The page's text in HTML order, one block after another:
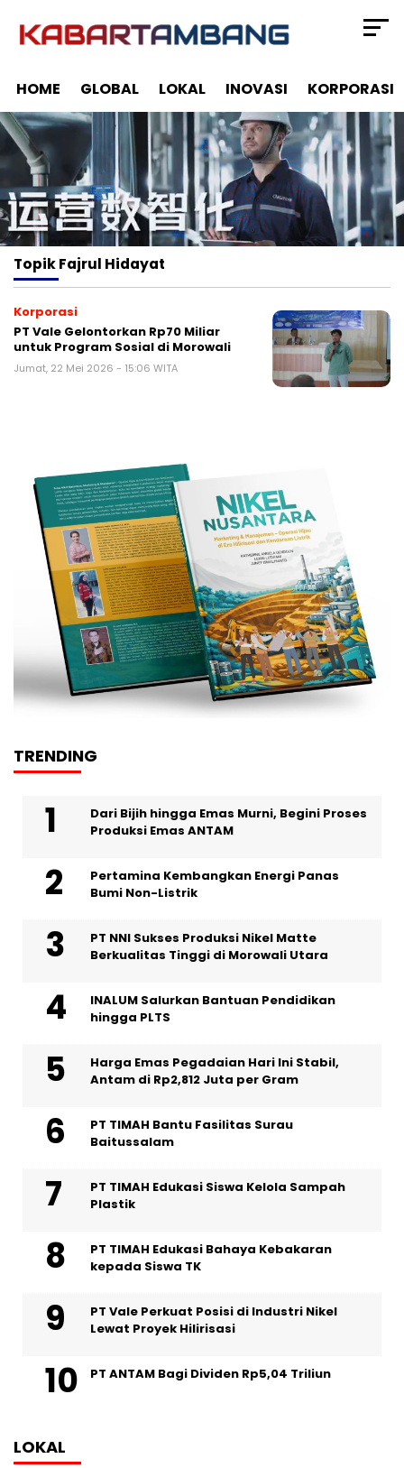
HOME GLOBAL LOKAL INOVASI KORPORASI
TopikFajrul Hidayat
Korporasi
PT Vale Gelontorkan Rp70 Miliar
untuk Program Sosial di Morowali
Jumat, 22 Mei 2026 - 15:06 WITA
TRENDING
Dari Bijih hingga Emas Murni, Begini Proses
Produksi Emas ANTAM
Pertamina Kembangkan Energi Panas
Bumi Non-Listrik
PT NNI Sukses Produksi Nikel Matte
Berkualitas Tinggi di Morowali Utara
INALUM Salurkan Bantuan Pendidikan
hingga PLTS
Harga Emas Pegadaian Hari Ini Stabil,
Antam di Rp2,812 Juta per Gram
PT TIMAH Bantu Fasilitas Surau
Baitussalam
PT TIMAH Edukasi Siswa Kelola Sampah
Plastik
PT TIMAH Edukasi Bahaya Kebakaran
kepada Siswa TK
PT Vale Perkuat Posisi di Industri Nikel
Lewat Proyek Hilirisasi
PT ANTAM Bagi Dividen Rp5,04 Triliun
LOKAL